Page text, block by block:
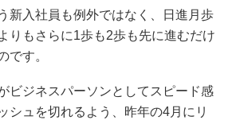
新入社員も例外ではなく、日進月歩
りもさらに1歩も2歩も先に進むだけ
です。
ビジネスパーソンとしてスピード感
シュを切れるよう、昨年の4月にリ